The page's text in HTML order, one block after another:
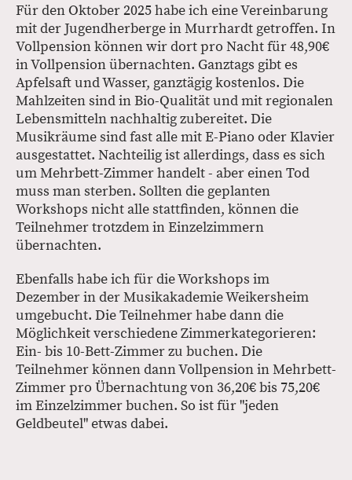
Für den Oktober 2025 habe ich eine Vereinbarung
mit der Jugendherberge in Murrhardt getroffen. In
Vollpension können wir dort pro Nacht für 48,90€
in Vollpension übernachten. Ganztags gibt es
Apfelsaft und Wasser, ganztägig kostenlos. Die
Mahlzeiten sind in Bio-Qualität und mit regionalen
Lebensmitteln nachhaltig zubereitet. Die
Musikräume sind fast alle mit E-Piano oder Klavier
ausgestattet. Nachteilig ist allerdings, dass es sich
um Mehrbett-Zimmer handelt - aber einen Tod
muss man sterben. Sollten die geplanten
Workshops nicht alle stattfinden, können die
Teilnehmer trotzdem in Einzelzimmern
übernachten.
Ebenfalls habe ich für die Workshops im
Dezember in der Musikakademie Weikersheim
umgebucht. Die Teilnehmer habe dann die
Möglichkeit verschiedene Zimmerkategorieren:
Ein- bis 10-Bett-Zimmer zu buchen. Die
Teilnehmer können dann Vollpension in Mehrbett-
Zimmer pro Übernachtung von 36,20€ bis 75,20€
im Einzelzimmer buchen. So ist für "jeden
Geldbeutel" etwas dabei.